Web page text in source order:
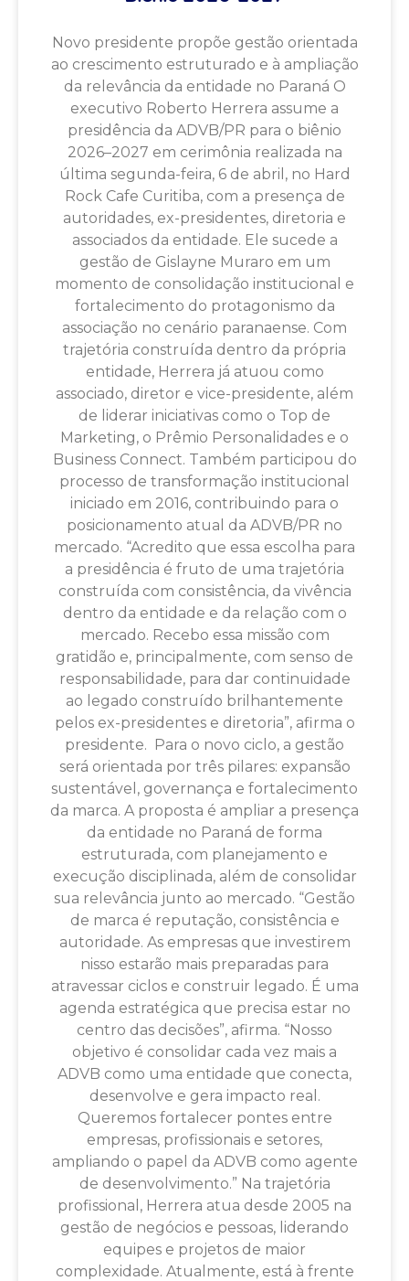
Novo presidente propõe gestão orientada
ao crescimento estruturado e à ampliação
da relevância da entidade no Paraná O
executivo Roberto Herrera assume a
presidência da ADVB/PR para o biênio
2026–2027 em cerimônia realizada na
última segunda-feira, 6 de abril, no Hard
Rock Cafe Curitiba, com a presença de
autoridades, ex-presidentes, diretoria e
associados da entidade. Ele sucede a
gestão de Gislayne Muraro em um
momento de consolidação institucional e
fortalecimento do protagonismo da
associação no cenário paranaense. Com
trajetória construída dentro da própria
entidade, Herrera já atuou como
associado, diretor e vice-presidente, além
de liderar iniciativas como o Top de
Marketing, o Prêmio Personalidades e o
Business Connect. Também participou do
processo de transformação institucional
iniciado em 2016, contribuindo para o
posicionamento atual da ADVB/PR no
mercado. “Acredito que essa escolha para
a presidência é fruto de uma trajetória
construída com consistência, da vivência
dentro da entidade e da relação com o
mercado. Recebo essa missão com
gratidão e, principalmente, com senso de
responsabilidade, para dar continuidade
ao legado construído brilhantemente
pelos ex-presidentes e diretoria”, afirma o
presidente. Para o novo ciclo, a gestão
será orientada por três pilares: expansão
sustentável, governança e fortalecimento
da marca. A proposta é ampliar a presença
da entidade no Paraná de forma
estruturada, com planejamento e
execução disciplinada, além de consolidar
sua relevância junto ao mercado. “Gestão
de marca é reputação, consistência e
autoridade. As empresas que investirem
nisso estarão mais preparadas para
atravessar ciclos e construir legado. É uma
agenda estratégica que precisa estar no
centro das decisões”, afirma. “Nosso
objetivo é consolidar cada vez mais a
ADVB como uma entidade que conecta,
desenvolve e gera impacto real.
Queremos fortalecer pontes entre
empresas, profissionais e setores,
ampliando o papel da ADVB como agente
de desenvolvimento.” Na trajetória
profissional, Herrera atua desde 2005 na
gestão de negócios e pessoas, liderando
equipes e projetos de maior
complexidade. Atualmente, está à frente